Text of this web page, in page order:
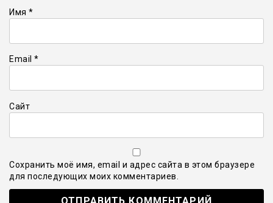
Имя *
Email *
Сайт
Сохранить моё имя, email и адрес сайта в этом браузере
для последующих моих комментариев.